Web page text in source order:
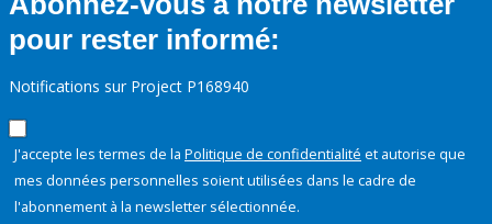
pour rester informé:
Notifications sur Project P168940
J'accepte les termes de la Politique de confidentialité et autorise que
mes données personnelles soient utilisées dans le cadre de
l'abonnement à la newsletter sélectionnée.